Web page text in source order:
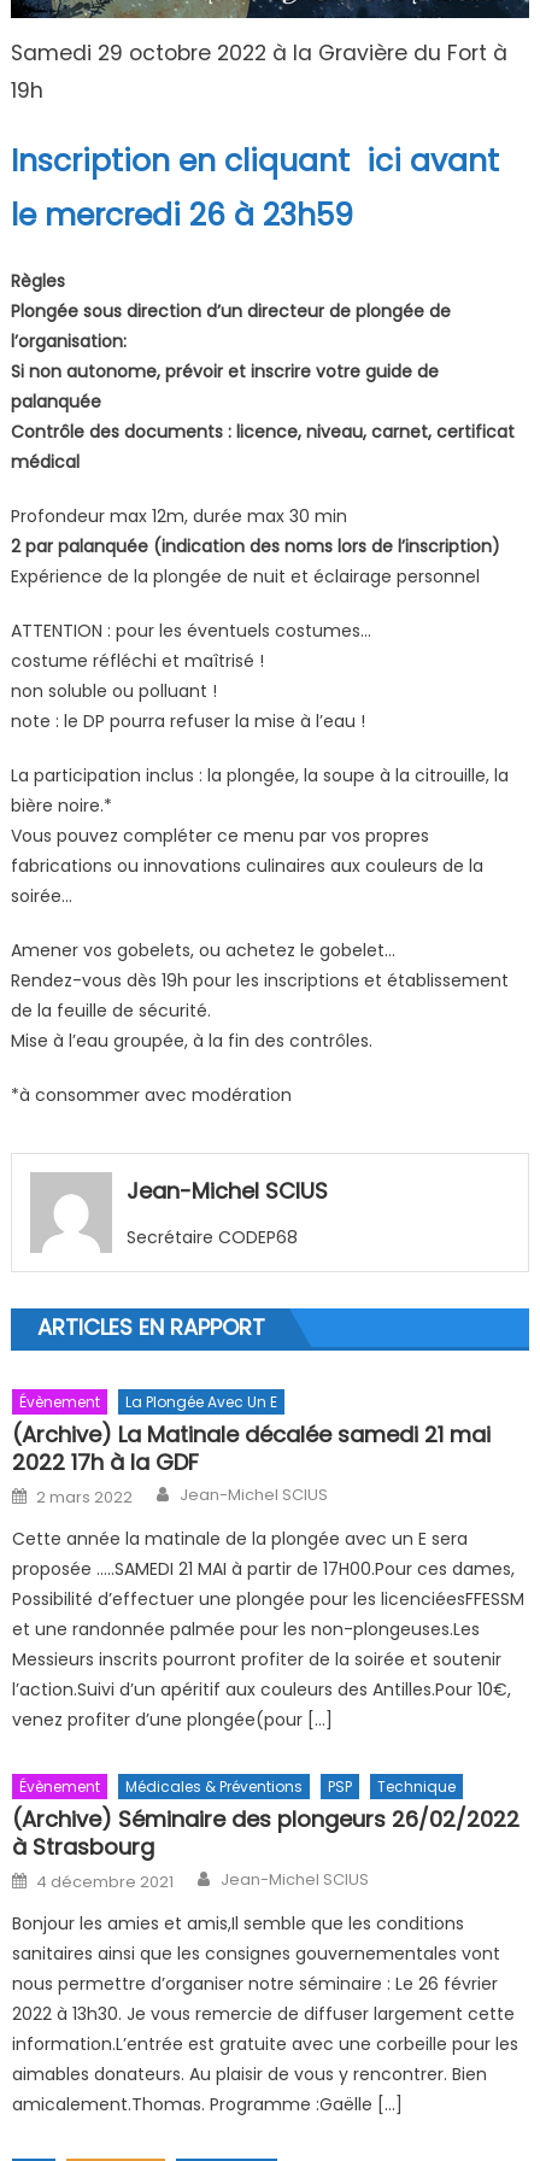
Samedi 29 octobre 2022 à la Gravière du Fort à
19h
Inscription en cliquant ici avant
le mercredi 26 à 23h59
Règles
Plongée sous direction d’un directeur de plongée de
l’organisation:
Si non autonome, prévoir et inscrire votre guide de
palanquée
Contrôle des documents : licence, niveau, carnet, certificat
médical
Profondeur max 12m, durée max 30 min
2 par palanquée (indication des noms lors de l’inscription)
Expérience de la plongée de nuit et éclairage personnel
ATTENTION : pour les éventuels costumes…
costume réfléchi et maîtrisé !
non soluble ou polluant !
note : le DP pourra refuser la mise à l’eau !
La participation inclus : la plongée, la soupe à la citrouille, la
bière noire.*
Vous pouvez compléter ce menu par vos propres
fabrications ou innovations culinaires aux couleurs de la
soirée…
Amener vos gobelets, ou achetez le gobelet…
Rendez-vous dès 19h pour les inscriptions et établissement
de la feuille de sécurité.
Mise à l’eau groupée, à la fin des contrôles.
*à consommer avec modération
Jean-Michel SCIUS
Secrétaire CODEP68
ARTICLES EN RAPPORT
Évènement La Plongée Avec Un E
(Archive) La Matinale décalée samedi 21 mai
2022 17h à la GDF
Posted on
2 mars 2022 Author
Jean-Michel SCIUS
Cette année la matinale de la plongée avec un E sera
proposée …..SAMEDI 21 MAI à partir de 17H00.Pour ces dames,
Possibilité d’effectuer une plongée pour les licenciéesFFESSM
et une randonnée palmée pour les non-plongeuses.Les
Messieurs inscrits pourront profiter de la soirée et soutenir
l’action.Suivi d’un apéritif aux couleurs des Antilles.Pour 10€,
venez profiter d’une plongée(pour […]
Évènement Médicales & Préventions PSP Technique
(Archive) Séminaire des plongeurs 26/02/2022
à Strasbourg
Posted on
4 décembre 2021 Author
Jean-Michel SCIUS
Bonjour les amies et amis,Il semble que les conditions
sanitaires ainsi que les consignes gouvernementales vont
nous permettre d’organiser notre séminaire : Le 26 février
2022 à 13h30. Je vous remercie de diffuser largement cette
information.L’entrée est gratuite avec une corbeille pour les
aimables donateurs. Au plaisir de vous y rencontrer. Bien
amicalement.Thomas. Programme :Gaëlle […]